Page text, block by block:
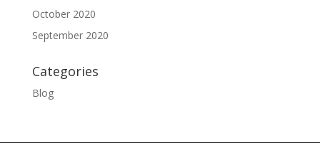
October 2020
September 2020
Categories
Blog